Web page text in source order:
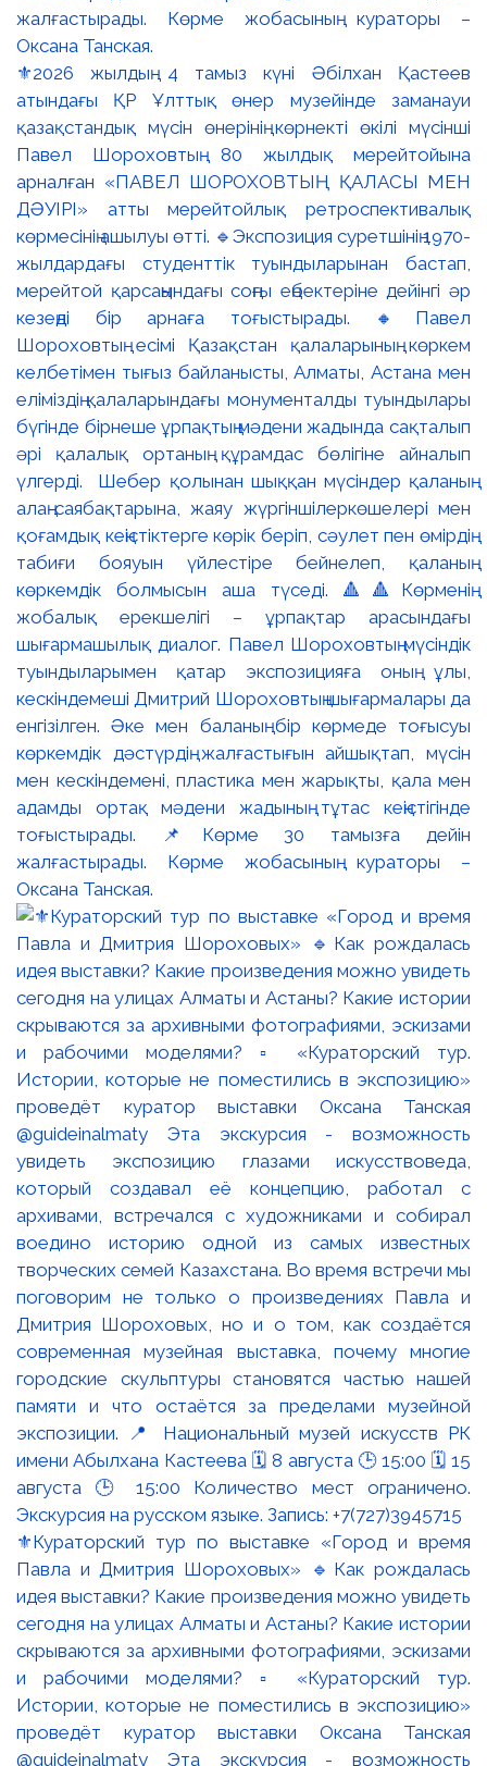
⚜️2026 жылдың 4 тамыз күні Әбілхан Қастеев
атындағы ҚР Ұлттық өнер музейінде заманауи
қазақстандық мүсін өнерінің көрнекті өкілі мүсінші
Павел Шороховтың 80 жылдық мерейтойына
арналған «ПАВЕЛ ШОРОХОВТЫҢ ҚАЛАСЫ МЕН
ДӘУІРІ» атты мерейтойлық ретроспективалық
көрмесінің ашылуы өтті. 🔹Экспозиция суретшінің 1970-
жылдардағы студенттік туындыларынан бастап,
мерейтой қарсаңындағы соңғы еңбектеріне дейінгі әр
кезеңді бір арнаға тоғыстырады. 🔸Павел
Шороховтың есімі Қазақстан қалаларының көркем
келбетімен тығыз байланысты, Алматы, Астана мен
еліміздің қалаларындағы монументалды туындылары
бүгінде бірнеше ұрпақтың мәдени жадында сақталып
әрі қалалық ортаның құрамдас бөлігіне айналып
үлгерді. Шебер қолынан шыққан мүсіндер қаланың
алаң-саябақтарына, жаяу жүргіншілеркөшелері мен
қоғамдық кеңістіктерге көрік беріп, сәулет пен өмірдің
табиғи бояуын үйлестіре бейнелеп, қаланың
көркемдік болмысын аша түседі. 🔺🔺Көрменің
жобалық ерекшелігі – ұрпақтар арасындағы
шығармашылық диалог. Павел Шороховтың мүсіндік
туындыларымен қатар экспозицияға оның ұлы,
кескіндемеші Дмитрий Шороховтың шығармалары да
енгізілген. Әке мен баланың бір көрмеде тоғысуы
көркемдік дәстүрдің жалғастығын айшықтап, мүсін
мен кескіндемені, пластика мен жарықты, қала мен
адамды ортақ мәдени жадының тұтас кеңістігінде
тоғыстырады. 📌Көрме 30 тамызға дейін
жалғастырады. Көрме жобасының кураторы –
Оксана Танская.
⚜️Кураторский тур по выставке «Город и время
Павла и Дмитрия Шороховых» 🔹Как рождалась
идея выставки? Какие произведения можно увидеть
сегодня на улицах Алматы и Астаны? Какие истории
скрываются за архивными фотографиями, эскизами
и рабочими моделями? ▫️ «Кураторский тур.
Истории, которые не поместились в экспозицию»
проведёт куратор выставки Оксана Танская
@guideinalmaty Эта экскурсия - возможность